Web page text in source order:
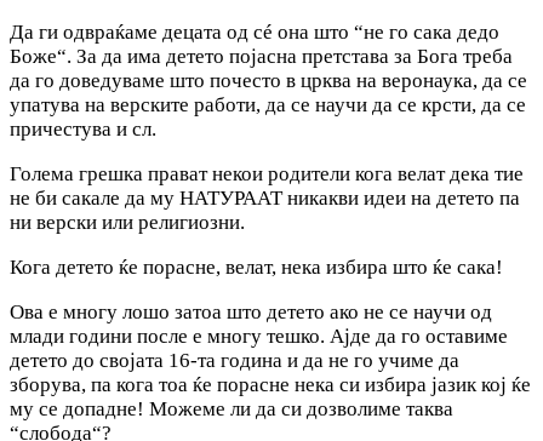
Да ги одвраќаме децата од сé она што “не го сака дедо
Боже“. За да има детето појасна претстава за Бога треба
да го доведуваме што почесто в црква на веронаука, да се
упатува на верските работи, да се научи да се крсти, да се
причестува и сл.
Голема грешка прават некои родители кога велат дека тие
не би сакале да му НАТУРААТ никакви идеи на детето па
ни верски или религиозни.
Кога детето ќе порасне, велат, нека избира што ќе сака!
Ова е многу лошо затоа што детето ако не се научи од
млади години после е многу тешко. Ајде да го оставиме
детето до својата 16-та година и да не го учиме да
зборува, па кога тоа ќе порасне нека си избира јазик кој ќе
му се допадне! Можеме ли да си дозволиме таква
“слобода“?